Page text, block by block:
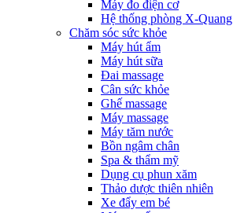
Máy đo điện cơ
Hệ thống phòng X-Quang
Chăm sóc sức khỏe
Máy hút ẩm
Máy hút sữa
Đai massage
Cân sức khỏe
Ghế massage
Máy massage
Máy tăm nước
Bồn ngâm chân
Spa & thẩm mỹ
Dụng cụ phun xăm
Thảo dược thiên nhiên
Xe đẩy em bé